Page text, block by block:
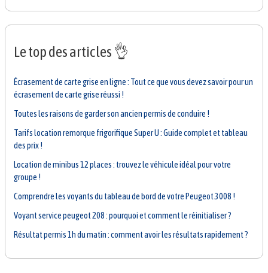
Le top des articles 👌
Écrasement de carte grise en ligne : Tout ce que vous devez savoir pour un
écrasement de carte grise réussi !
Toutes les raisons de garder son ancien permis de conduire !
Tarifs location remorque frigorifique Super U : Guide complet et tableau
des prix !
Location de minibus 12 places : trouvez le véhicule idéal pour votre
groupe !
Comprendre les voyants du tableau de bord de votre Peugeot 3008 !
Voyant service peugeot 208 : pourquoi et comment le réinitialiser ?
Résultat permis 1h du matin : comment avoir les résultats rapidement ?